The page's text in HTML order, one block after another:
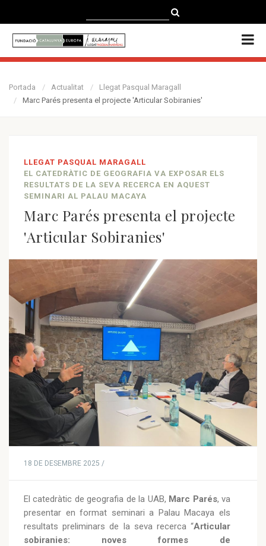
ENGLISH
Portada Actualitat
Llegat Pasqual Maragall
Marc Parés presenta el projecte 'Articular Sobiranies'
LLEGAT PASQUAL MARAGALL
EL CATEDRÀTIC DE GEOGRAFIA VA EXPOSAR ELS
RESULTATS DE LA SEVA RECERCA EN AQUEST
SEMINARI AL PALAU MACAYA
Marc Parés presenta el projecte
'Articular Sobiranies'
18 DE DESEMBRE 2025 /
El catedràtic de geografia de la UAB, Marc Parés, va
presentar en format seminari a Palau Macaya els
resultats preliminars de la seva recerca “Articular
sobiranies: noves formes de